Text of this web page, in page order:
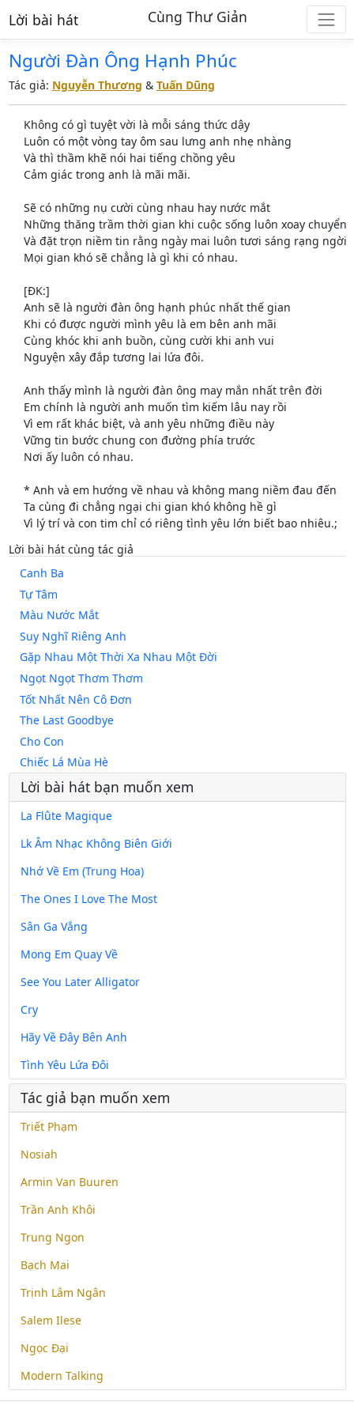
Lời bài hát Cùng Thư Giản
Người Đàn Ông Hạnh Phúc
Tác giả: Nguyễn Thương & Tuấn Dũng
Không có gì tuyệt vời là mỗi sáng thức dậy
Luôn có một vòng tay ôm sau lưng anh nhẹ nhàng
Và thì thầm khẽ nói hai tiếng chồng yêu
Cảm giác trong anh là mãi mãi.
Sẽ có những nụ cười cùng nhau hay nước mắt
Những thăng trầm thời gian khi cuộc sống luôn xoay chuyển
Và đặt trọn niềm tin rằng ngày mai luôn tươi sáng rạng ngời
Mọi gian khó sẽ chẳng là gì khi có nhau.
[ĐK:]
Anh sẽ là người đàn ông hạnh phúc nhất thế gian
Khi có được người mình yêu là em bên anh mãi
Cùng khóc khi anh buồn, cùng cười khi anh vui
Nguyện xây đắp tương lai lứa đôi.
Anh thấy mình là người đàn ông may mắn nhất trên đời
Em chính là người anh muốn tìm kiếm lâu nay rồi
Vì em rất khác biệt, và anh yêu những điều này
Vững tin bước chung con đường phía trước
Nơi ấy luôn có nhau.
* Anh và em hướng về nhau và không mang niềm đau đến
Ta cùng đi chẳng ngại chi gian khó không hề gì
Vì lý trí và con tim chỉ có riêng tình yêu lớn biết bao nhiêu.;
Lời bài hát cùng tác giả
Canh Ba
Tự Tâm
Màu Nước Mắt
Suy Nghĩ Riêng Anh
Gặp Nhau Một Thời Xa Nhau Một Đời
Ngọt Ngọt Thơm Thơm
Tốt Nhất Nên Cô Đơn
The Last Goodbye
Cho Con
Chiếc Lá Mùa Hè
Lời bài hát bạn muốn xem
La Flûte Magique
Lk Âm Nhạc Không Biên Giới
Nhớ Về Em (Trung Hoa)
The Ones I Love The Most
Sân Ga Vắng
Mong Em Quay Về
See You Later Alligator
Cry
Hãy Về Đây Bên Anh
Tình Yêu Lứa Đôi
Tác giả bạn muốn xem
Triết Phạm
Nosiah
Armin Van Buuren
Trần Anh Khôi
Trung Ngon
Bạch Mai
Trịnh Lâm Ngân
Salem Ilese
Ngọc Đại
Modern Talking